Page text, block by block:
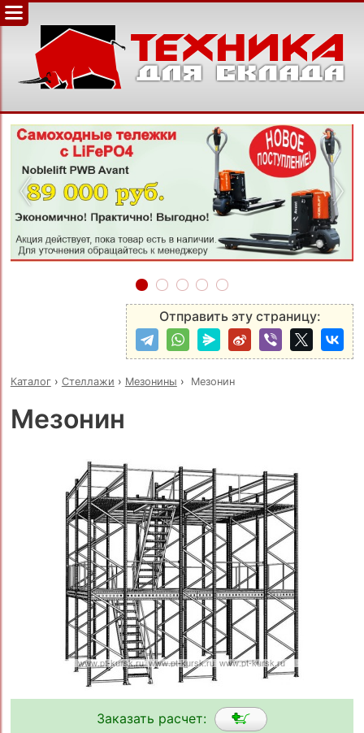
‹ ›
Отправить эту страницу:
Каталог› Стеллажи › Мезонины › Мезонин
Мезонин
Заказать расчет: